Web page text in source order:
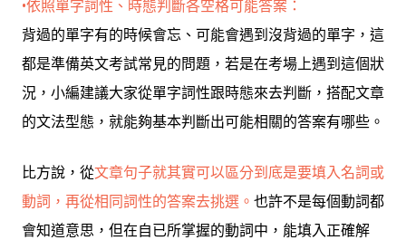
•依照單字詞性、時態判斷各空格可能答案：
背過的單字有的時候會忘、可能會遇到沒背過的單字，這
都是準備英文考試常見的問題，若是在考場上遇到這個狀
況，小編建議大家從單字詞性跟時態來去判斷，搭配文章
的文法型態，就能夠基本判斷出可能相關的答案有哪些。
比方說，從文章句子就其實可以區分到底是要填入名詞或
動詞，再從相同詞性的答案去挑選。 也許不是每個動詞都
會知道意思，但在自已所掌握的動詞中，能填入正確解